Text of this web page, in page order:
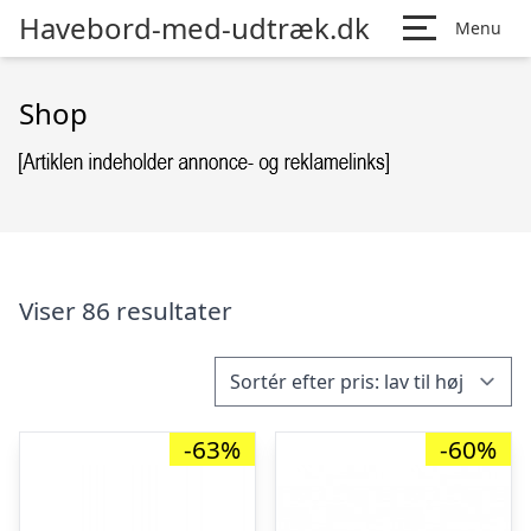
Havebord-med-udtræk.dk Menu
Shop
Viser 86 resultater
-63% -60%